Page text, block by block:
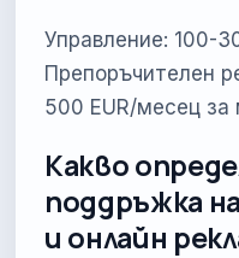
Управление: 100-
Препоръчителен
500 EUR/месец за
Какво
поддръжка
и онлайн